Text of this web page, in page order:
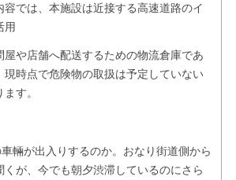
では、本施設は近接する高速道路のイ
ェンジを活用
屋や店舗へ配送するための物流倉庫であ
現時点で危険物の取扱は予定していない
す。
輛が出入りするのか。おなり街道側から
くが、今でも朝夕渋滞しているのにさら